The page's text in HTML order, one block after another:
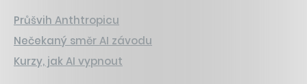
Průšvih Anthtropicu
Nečekaný směr AI závodu
Kurzy, jak AI vypnout